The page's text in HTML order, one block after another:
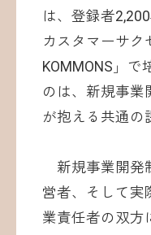
は、登録者
カスタマーサク
KOMMONS」で
のは、新規事業
が抱える共通の
新規事業開発
営者、そして実
業責任者の双方